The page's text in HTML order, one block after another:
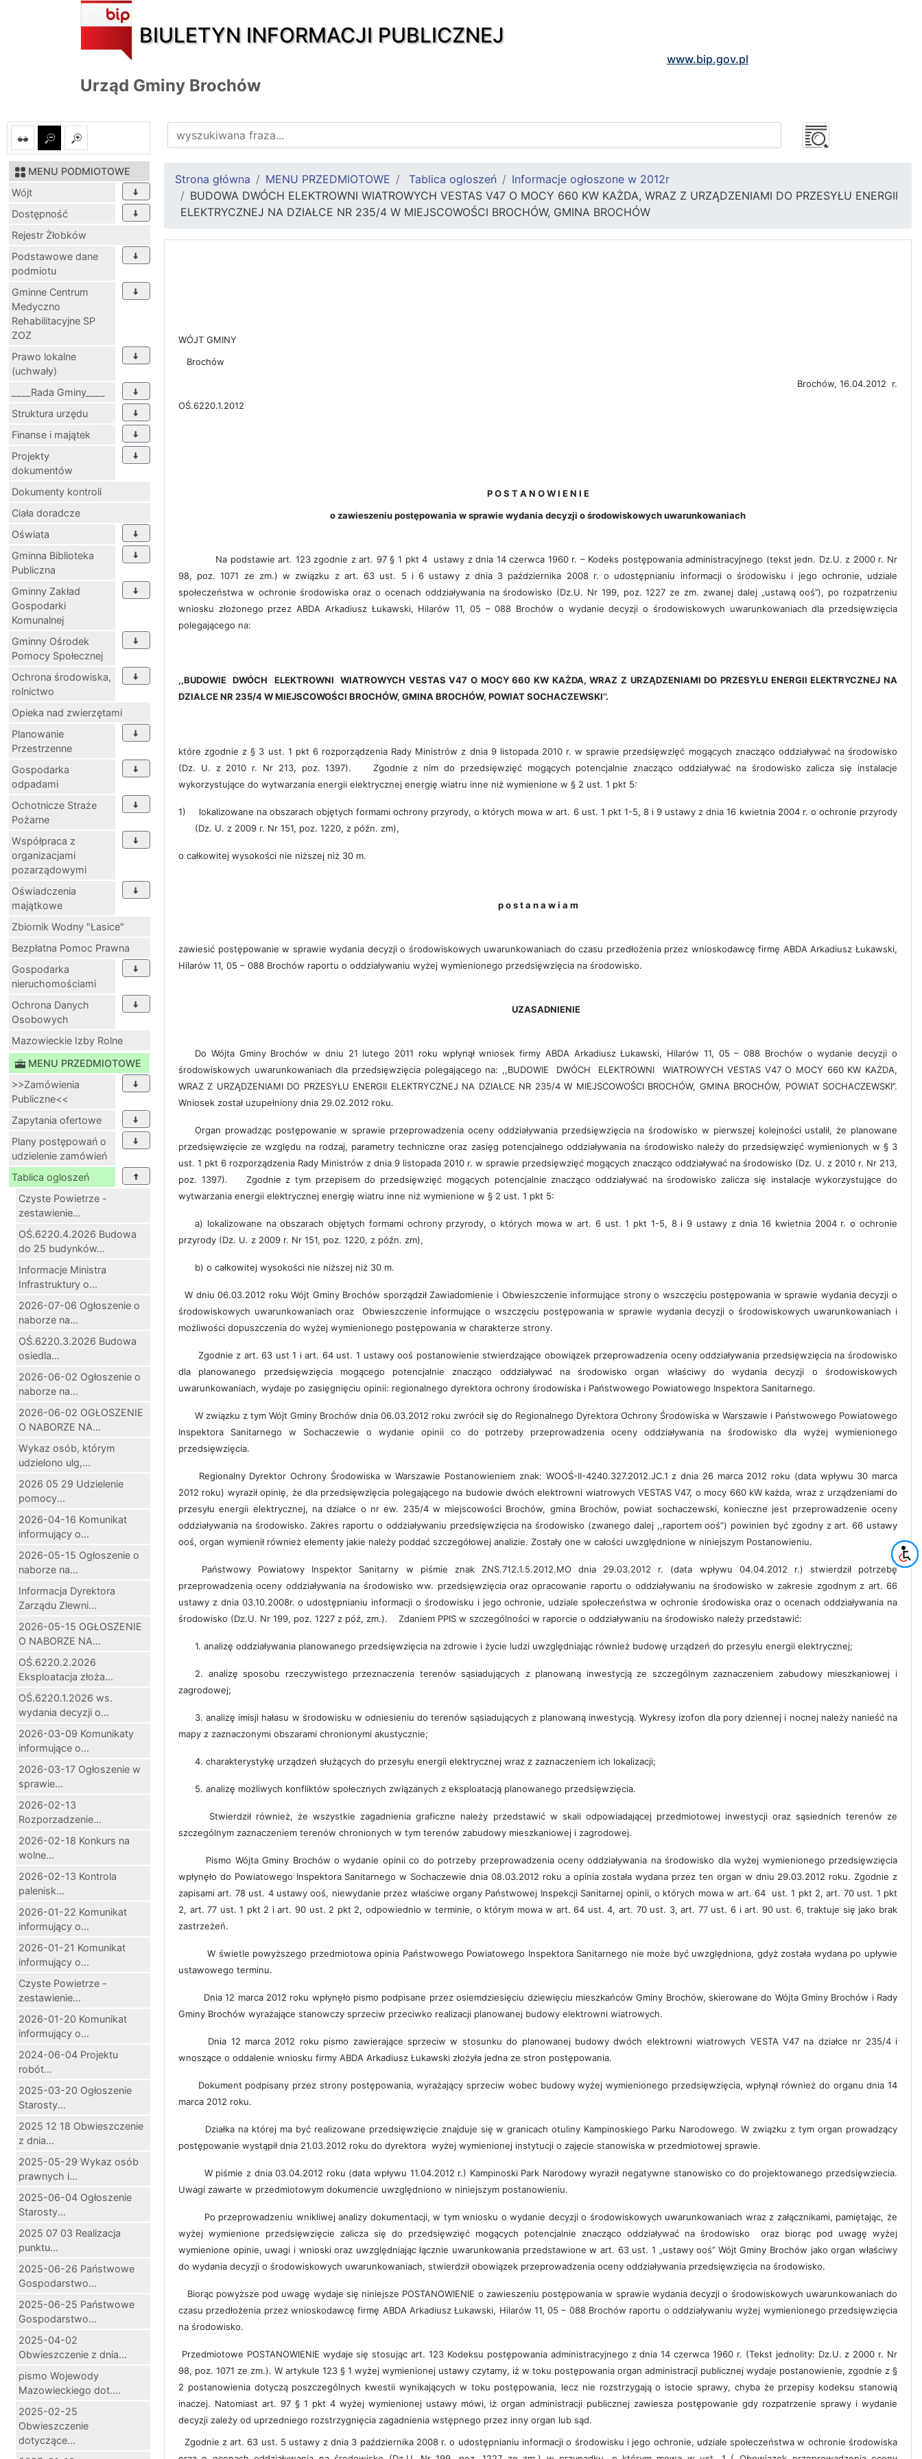
BIULETYN INFORMACJI PUBLICZNEJ
www.bip.gov.pl
Urząd Gminy Brochów
MENU PODMIOTOWE
Wójt
Dostępność
Rejestr Żłobków
Podstawowe dane
podmiotu
Gminne Centrum
Medyczno
Rehabilitacyjne SP
ZOZ
Prawo lokalne
(uchwały)
____Rada Gminy____
Struktura urzędu
Finanse i majątek
Projekty
dokumentów
Dokumenty kontroli
Ciała doradcze
Oświata
Gminna Biblioteka
Publiczna
Gminny Zakład
Gospodarki
Komunalnej
Gminny Ośrodek
Pomocy Społecznej
Ochrona środowiska,
rolnictwo
Opieka nad zwierzętami
Planowanie
Przestrzenne
Gospodarka
odpadami
Ochotnicze Straże
Pożarne
Współpraca z
organizacjami
pozarządowymi
Oświadczenia
majątkowe
Zbiornik Wodny "Łasice"
Bezpłatna Pomoc Prawna
Gospodarka
nieruchomościami
Ochrona Danych
Osobowych
Mazowieckie Izby Rolne
MENU PRZEDMIOTOWE
>>Zamówienia
Publiczne<<
Zapytania ofertowe
Plany postępowań o
udzielenie zamówień
Tablica ogloszeń
Czyste Powietrze -
zestawienie...
OŚ.6220.4.2026 Budowa
do 25 budynków...
Informacje Ministra
Infrastruktury o...
2026-07-06 Ogłoszenie o
naborze na...
OŚ.6220.3.2026 Budowa
osiedla...
2026-06-02 Ogłoszenie o
naborze na...
2026-06-02 OGŁOSZENIE
O NABORZE NA...
Wykaz osób, którym
udzielono ulg,...
2026 05 29 Udzielenie
pomocy...
2026-04-16 Komunikat
informujący o...
2026-05-15 Ogłoszenie o
naborze na...
Informacja Dyrektora
Zarządu Zlewni...
2026-05-15 OGŁOSZENIE
O NABORZE NA...
OŚ.6220.2.2026
Eksploatacja złoża...
OŚ.6220.1.2026 ws.
wydania decyzji o...
2026-03-09 Komunikaty
informujące o...
2026-03-17 Ogłoszenie w
sprawie...
2026-02-13
Rozporzadzenie...
2026-02-18 Konkurs na
wolne...
2026-02-13 Kontrola
palenisk...
2026-01-22 Komunikat
informujący o...
2026-01-21 Komunikat
informujący o...
Czyste Powietrze -
zestawienie...
2026-01-20 Komunikat
informujący o...
2024-06-04 Projektu
robót...
2025-03-20 Ogłoszenie
Starosty...
2025 12 18 Obwieszczenie
z dnia...
2025-05-29 Wykaz osób
prawnych i...
2025-06-04 Ogłoszenie
Starosty...
2025 07 03 Realizacja
punktu...
2025-06-26 Państwowe
Gospodarstwo...
2025-06-25 Państwowe
Gospodarstwo...
2025-04-02
Obwieszczenie z dnia...
pismo Wojewody
Mazowieckiego dot....
2025-02-25
Obwieszczenie
dotyczące...
Strona główna MENU PRZEDMIOTOWE Tablica ogloszeń
Informacje ogłoszone w 2012r
BUDOWA DWÓCH ELEKTROWNI WIATROWYCH VESTAS V47 O MOCY 660 KW KAŻDA, WRAZ Z URZĄDZENIAMI DO PRZESYŁU ENERGII
ELEKTRYCZNEJ NA DZIAŁCE NR 235/4 W MIEJSCOWOŚCI BROCHÓW, GMINA BROCHÓW
WÓJT GMINY
Brochów
Brochów, 16.04.2012 r.
OŚ.6220.1.2012
P O S T A N O W I E N I E
o zawieszeniu postępowania w sprawie wydania decyzji o środowiskowych uwarunkowaniach
Na podstawie art. 123 zgodnie z art. 97 § 1 pkt 4 ustawy z dnia 14 czerwca 1960 r. – Kodeks postępowania administracyjnego (tekst jedn. Dz.U. z 2000 r. Nr
98, poz. 1071 ze zm.) w związku z art. 63 ust. 5 i 6 ustawy z dnia 3 października 2008 r. o udostępnianiu informacji o środowisku i jego ochronie, udziale
społeczeństwa w ochronie środowiska oraz o ocenach oddziaływania na środowisko (Dz.U. Nr 199, poz. 1227 ze zm. zwanej dalej „ustawą ooś’’), po rozpatrzeniu
wniosku złożonego przez ABDA Arkadiusz Łukawski, Hilarów 11, 05 – 088 Brochów o wydanie decyzji o środowiskowych uwarunkowaniach dla przedsięwzięcia
polegającego na:
,,BUDOWIE DWÓCH ELEKTROWNI WIATROWYCH VESTAS V47 O MOCY 660 KW KAŻDA, WRAZ Z URZĄDZENIAMI DO PRZESYŁU ENERGII ELEKTRYCZNEJ NA
DZIAŁCE NR 235/4 W MIEJSCOWOŚCI BROCHÓW, GMINA BROCHÓW, POWIAT SOCHACZEWSKI’’.
które zgodnie z § 3 ust. 1 pkt 6 rozporządzenia Rady Ministrów z dnia 9 listopada 2010 r. w sprawie przedsięwzięć mogących znacząco oddziaływać na środowisko
(Dz. U. z 2010 r. Nr 213, poz. 1397). Zgodnie z nim do przedsięwzięć mogących potencjalnie znacząco oddziaływać na środowisko zalicza się instalacje
wykorzystujące do wytwarzania energii elektrycznej energię wiatru inne niż wymienione w § 2 ust. 1 pkt 5:
1)
lokalizowane na obszarach objętych formami ochrony przyrody, o których mowa w art. 6 ust. 1 pkt 1-5, 8 i 9 ustawy z dnia 16 kwietnia 2004 r. o ochronie przyrody
(Dz. U. z 2009 r. Nr 151, poz. 1220, z późn. zm),
o całkowitej wysokości nie niższej niż 30 m.
p o s t a n a w i a m
zawiesić postępowanie w sprawie wydania decyzji o środowiskowych uwarunkowaniach do czasu przedłożenia przez wnioskodawcę firmę ABDA Arkadiusz Łukawski,
Hilarów 11, 05 – 088 Brochów raportu o oddziaływaniu wyżej wymienionego przedsięwzięcia na środowisko.
UZASADNIENIE
Do Wójta Gminy Brochów w dniu 21 lutego 2011 roku wpłynął wniosek firmy ABDA Arkadiusz Łukawski, Hilarów 11, 05 – 088 Brochów o wydanie decyzji o
środowiskowych uwarunkowaniach dla przedsięwzięcia polegającego na: ,,BUDOWIE DWÓCH ELEKTROWNI WIATROWYCH VESTAS V47 O MOCY 660 KW KAŻDA,
WRAZ Z URZĄDZENIAMI DO PRZESYŁU ENERGII ELEKTRYCZNEJ NA DZIAŁCE NR 235/4 W MIEJSCOWOŚCI BROCHÓW, GMINA BROCHÓW, POWIAT SOCHACZEWSKI’’.
Wniosek został uzupełniony dnia 29.02.2012 roku.
Organ prowadząc postępowanie w sprawie przeprowadzenia oceny oddziaływania przedsięwzięcia na środowisko w pierwszej kolejności ustalił, że planowane
przedsięwzięcie ze względu na rodzaj, parametry techniczne oraz zasięg potencjalnego oddziaływania na środowisko należy do przedsięwzięć wymienionych w § 3
ust. 1 pkt 6 rozporządzenia Rady Ministrów z dnia 9 listopada 2010 r. w sprawie przedsięwzięć mogących znacząco oddziaływać na środowisko (Dz. U. z 2010 r. Nr 213,
poz. 1397). Zgodnie z tym przepisem do przedsięwzięć mogących potencjalnie znacząco oddziaływać na środowisko zalicza się instalacje wykorzystujące do
wytwarzania energii elektrycznej energię wiatru inne niż wymienione w § 2 ust. 1 pkt 5:
a) lokalizowane na obszarach objętych formami ochrony przyrody, o których mowa w art. 6 ust. 1 pkt 1-5, 8 i 9 ustawy z dnia 16 kwietnia 2004 r. o ochronie
przyrody (Dz. U. z 2009 r. Nr 151, poz. 1220, z późn. zm),
b) o całkowitej wysokości nie niższej niż 30 m.
W dniu 06.03.2012 roku Wójt Gminy Brochów sporządził Zawiadomienie i Obwieszczenie informujące strony o wszczęciu postępowania w sprawie wydania decyzji o
środowiskowych uwarunkowaniach oraz Obwieszczenie informujące o wszczęciu postępowania w sprawie wydania decyzji o środowiskowych uwarunkowaniach i
możliwości dopuszczenia do wyżej wymienionego postępowania w charakterze strony.
Zgodnie z art. 63 ust 1 i art. 64 ust. 1 ustawy ooś postanowienie stwierdzające obowiązek przeprowadzenia oceny oddziaływania przedsięwzięcia na środowisko
dla planowanego przedsięwzięcia mogącego potencjalnie znacząco oddziaływać na środowisko organ właściwy do wydania decyzji o środowiskowych
uwarunkowaniach, wydaje po zasięgnięciu opinii: regionalnego dyrektora ochrony środowiska i Państwowego Powiatowego Inspektora Sanitarnego.
W związku z tym Wójt Gminy Brochów dnia 06.03.2012 roku zwrócił się do Regionalnego Dyrektora Ochrony Środowiska w Warszawie i Państwowego Powiatowego
Inspektora Sanitarnego w Sochaczewie o wydanie opinii co do potrzeby przeprowadzenia oceny oddziaływania na środowisko dla wyżej wymienionego
przedsięwzięcia.
Regionalny Dyrektor Ochrony Środowiska w Warszawie Postanowieniem znak: WOOŚ-II-4240.327.2012.JC.1 z dnia 26 marca 2012 roku (data wpływu 30 marca
2012 roku) wyraził opinię, że dla przedsięwzięcia polegającego na budowie dwóch elektrowni wiatrowych VESTAS V47, o mocy 660 kW każda, wraz z urządzeniami do
przesyłu energii elektrycznej, na działce o nr ew. 235/4 w miejscowości Brochów, gmina Brochów, powiat sochaczewski, konieczne jest przeprowadzenie oceny
oddziaływania na środowisko. Zakres raportu o oddziaływaniu przedsięwzięcia na środowisko (zwanego dalej ,,raportem ooś”) powinien być zgodny z art. 66 ustawy
ooś, organ wymienił również elementy jakie należy poddać szczegółowej analizie. Zostały one w całości uwzględnione w niniejszym Postanowieniu.
Państwowy Powiatowy Inspektor Sanitarny w piśmie znak ZNS.712.1.5.2012.MO dnia 29.03.2012 r. (data wpływu 04.04.2012 r.) stwierdził potrzebę
przeprowadzenia oceny oddziaływania na środowisko ww. przedsięwzięcia oraz opracowanie raportu o oddziaływaniu na środowisko w zakresie zgodnym z art. 66
ustawy z dnia 03.10.2008r. o udostępnianiu informacji o środowisku i jego ochronie, udziale społeczeństwa w ochronie środowiska oraz o ocenach oddziaływania na
środowisko (Dz.U. Nr 199, poz. 1227 z póź, zm.). Zdaniem PPIS w szczególności w raporcie o oddziaływaniu na środowisko należy przedstawić:
1. analizę oddziaływania planowanego przedsięwzięcia na zdrowie i życie ludzi uwzględniając również budowę urządzeń do przesyłu energii elektrycznej;
2. analizę sposobu rzeczywistego przeznaczenia terenów sąsiadujących z planowaną inwestycją ze szczególnym zaznaczeniem zabudowy mieszkaniowej i
zagrodowej;
3. analizę imisji hałasu w środowisku w odniesieniu do terenów sąsiadujących z planowaną inwestycją. Wykresy izofon dla pory dziennej i nocnej należy nanieść na
mapy z zaznaczonymi obszarami chronionymi akustycznie;
4. charakterystykę urządzeń służących do przesyłu energii elektrycznej wraz z zaznaczeniem ich lokalizacji;
5. analizę możliwych konfliktów społecznych związanych z eksploatacją planowanego przedsięwzięcia.
Stwierdził również, że wszystkie zagadnienia graficzne należy przedstawić w skali odpowiadającej przedmiotowej inwestycji oraz sąsiednich terenów ze
szczególnym zaznaczeniem terenów chronionych w tym terenów zabudowy mieszkaniowej i zagrodowej.
Pismo Wójta Gminy Brochów o wydanie opinii co do potrzeby przeprowadzenia oceny oddziaływania na środowisko dla wyżej wymienionego przedsięwzięcia
wpłynęło do Powiatowego Inspektora Sanitarnego w Sochaczewie dnia 08.03.2012 roku a opinia została wydana przez ten organ w dniu 29.03.2012 roku. Zgodnie z
zapisami art. 78 ust. 4 ustawy ooś, niewydanie przez właściwe organy Państwowej Inspekcji Sanitarnej opinii, o których mowa w art. 64 ust. 1 pkt 2, art. 70 ust. 1 pkt
2, art. 77 ust. 1 pkt 2 i art. 90 ust. 2 pkt 2, odpowiednio w terminie, o którym mowa w art. 64 ust. 4, art. 70 ust. 3, art. 77 ust. 6 i art. 90 ust. 6, traktuje się jako brak
zastrzeżeń.
W świetle powyższego przedmiotowa opinia Państwowego Powiatowego Inspektora Sanitarnego nie może być uwzględniona, gdyż została wydana po upływie
ustawowego terminu.
Dnia 12 marca 2012 roku wpłynęło pismo podpisane przez osiemdziesięciu dziewięciu mieszkańców Gminy Brochów, skierowane do Wójta Gminy Brochów i Rady
Gminy Brochów wyrażające stanowczy sprzeciw przeciwko realizacji planowanej budowy elektrowni wiatrowych.
Dnia 12 marca 2012 roku pismo zawierające sprzeciw w stosunku do planowanej budowy dwóch elektrowni wiatrowych VESTA V47 na działce nr 235/4 i
wnoszące o oddalenie wniosku firmy ABDA Arkadiusz Łukawski złożyła jedna ze stron postępowania.
Dokument podpisany przez strony postępowania, wyrażający sprzeciw wobec budowy wyżej wymienionego przedsięwzięcia, wpłynął również do organu dnia 14
marca 2012 roku.
Działka na której ma być realizowane przedsięwzięcie znajduje się w granicach otuliny Kampinoskiego Parku Narodowego. W związku z tym organ prowadzący
postępowanie wystąpił dnia 21.03.2012 roku do dyrektora wyżej wymienionej instytucji o zajęcie stanowiska w przedmiotowej sprawie.
W piśmie z dnia 03.04.2012 roku (data wpływu 11.04.2012 r.) Kampinoski Park Narodowy wyraził negatywne stanowisko co do projektowanego przedsięwziecia.
Uwagi zawarte w przedmiotowym dokumencie uwzględniono w niniejszym postanowieniu.
Po przeprowadzeniu wnikliwej analizy dokumentacji, w tym wniosku o wydanie decyzji o środowiskowych uwarunkowaniach wraz z załącznikami, pamiętając, że
wyżej wymienione przedsięwzięcie zalicza się do przedsięwzięć mogących potencjalnie znacząco oddziaływać na środowisko oraz biorąc pod uwagę wyżej
wymienione opinie, uwagi i wnioski oraz uwzględniając łącznie uwarunkowania przedstawione w art. 63 ust. 1 „ustawy ooś’’ Wójt Gminy Brochów jako organ właściwy
do wydania decyzji o środowiskowych uwarunkowaniach, stwierdził obowiązek przeprowadzenia oceny oddziaływania przedsięwzięcia na środowisko.
Biorąc powyższe pod uwagę wydaje się niniejsze POSTANOWIENIE o zawieszeniu postępowania w sprawie wydania decyzji o środowiskowych uwarunkowaniach do
czasu przedłożenia przez wnioskodawcę firmę ABDA Arkadiusz Łukawski, Hilarów 11, 05 – 088 Brochów raportu o oddziaływaniu wyżej wymienionego przedsięwzięcia
na środowisko.
Przedmiotowe POSTANOWIENIE wydaje się stosując art. 123 Kodeksu postępowania administracyjnego z dnia 14 czerwca 1960 r. (Tekst jednolity: Dz.U. z 2000 r. Nr
98, poz. 1071 ze zm.). W artykule 123 § 1 wyżej wymienionej ustawy czytamy, iż w toku postępowania organ administracji publicznej wydaje postanowienie, zgodnie z §
2 postanowienia dotyczą poszczególnych kwestii wynikających w toku postępowania, lecz nie rozstrzygają o istocie sprawy, chyba że przepisy kodeksu stanowią
inaczej. Natomiast art. 97 § 1 pkt 4 wyżej wymienionej ustawy mówi, iż organ administracji publicznej zawiesza postępowanie gdy rozpatrzenie sprawy i wydanie
decyzji zależy od uprzedniego rozstrzygnięcia zagadnienia wstępnego przez inny organ lub sąd.
Zgodnie z art. 63 ust. 5 ustawy z dnia 3 października 2008 r. o udostępnianiu informacji o środowisku i jego ochronie, udziale społeczeństwa w ochronie środowiska